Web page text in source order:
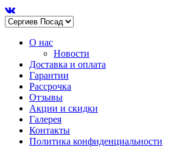
О нас
Новости
Доставка и оплата
Гарантии
Рассрочка
Отзывы
Акции и скидки
Галерея
Контакты
Политика конфиденциальности